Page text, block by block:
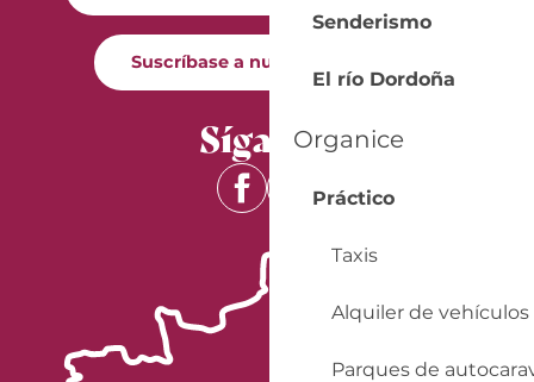
Senderismo
El río Dordoña
Organice
Práctico
Taxis
Alquiler de vehículos
Parques de
Suscríbase a nuestro boletín
Síganos